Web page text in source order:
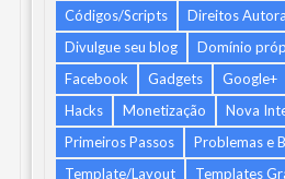
Códigos/Scripts
Direitos
Divulgue seu blog
Domínio
Facebook
Gadgets Google+
Hacks
Monetização
Nova
Primeiros Passos
Problemas e
Template/Layout
Templates